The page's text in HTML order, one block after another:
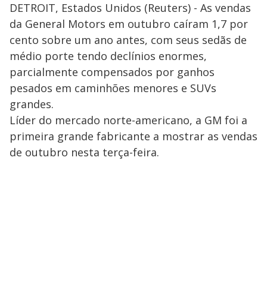
DETROIT, Estados Unidos (Reuters) - As vendas
da General Motors em outubro caíram 1,7 por
cento sobre um ano antes, com seus sedãs de
médio porte tendo declínios enormes,
parcialmente compensados por ganhos
pesados em caminhões menores e SUVs
grandes.
Líder do mercado norte-americano, a GM foi a
primeira grande fabricante a mostrar as vendas
de outubro nesta terça-feira.